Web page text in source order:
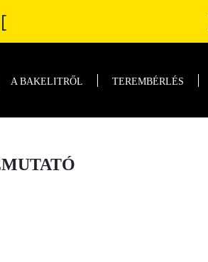
[
A BAKELITRŐL TEREMBÉRLÉS